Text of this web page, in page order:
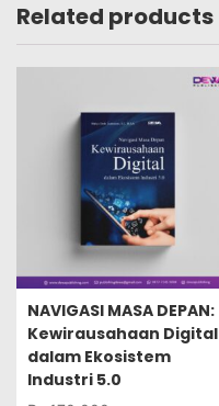
Related products
NAVIGASI MASA DEPAN:
Kewirausahaan Digital
dalam Ekosistem
Industri 5.0